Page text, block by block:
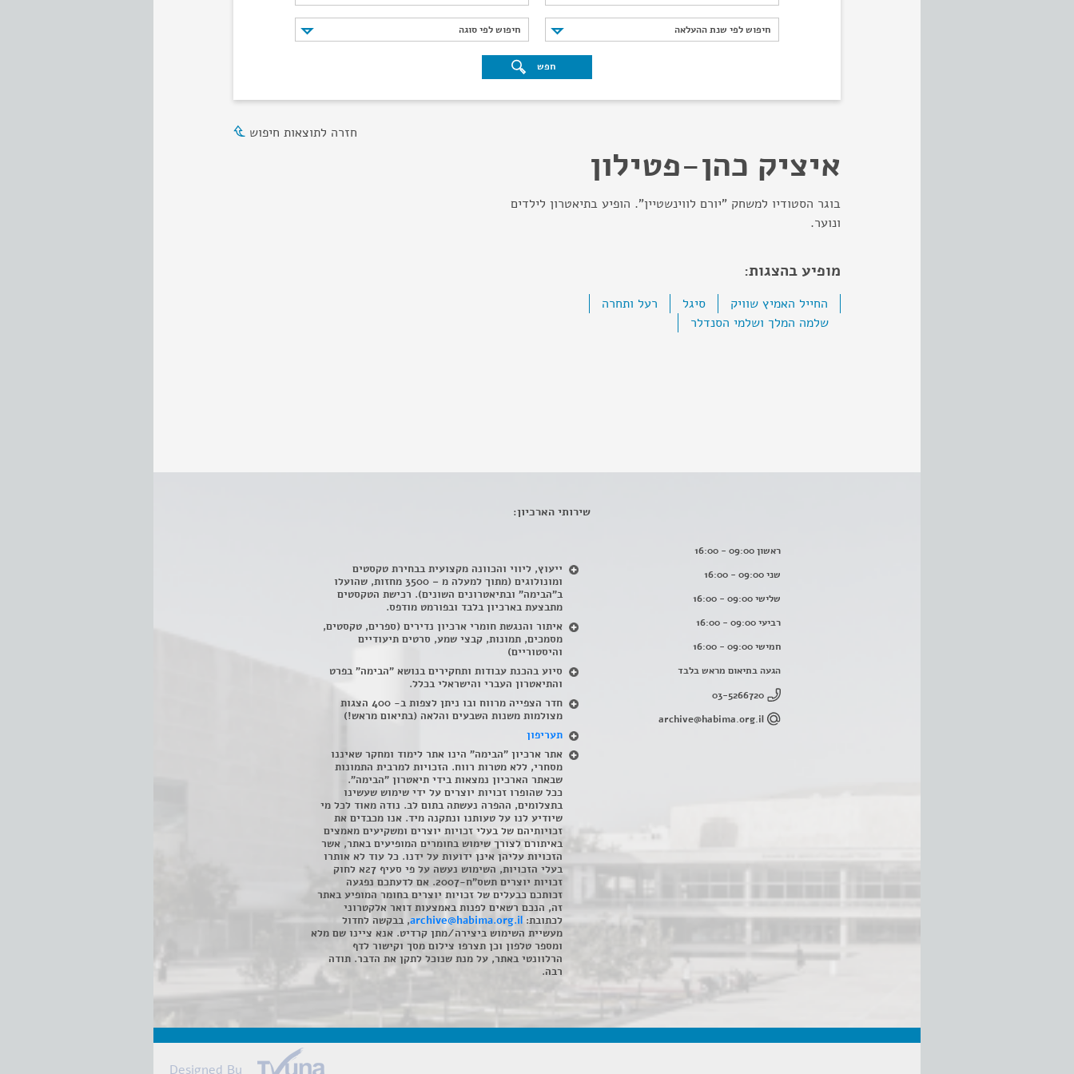
חיפוש לפי שנת ההעלאה
חיפוש לפי שנת ההעלאה חיפוש לפי סוגה
חיפוש לפי סוגה
חפש
חזרה לתוצאות חיפוש
איציק כהן-פטילון
בוגר הסטודיו למשחק "יורם לווינשטיין". הופיע בתיאטרון לילדים
ונוער.
מופיע בהצגות:
החייל האמיץ שוויק סיגל
רעל ותחרה
שלמה המלך ושלמי הסנדלר
ראשון 09:00 - 16:00
שני 09:00 - 16:00
שלישי 09:00 - 16:00
רביעי 09:00 - 16:00
חמישי 09:00 - 16:00
הגעה בתיאום מראש בלבד
03-5266720
archive@habima.org.il
שירותי הארכיון:
ייעוץ, ליווי והכוונה מקצועית בבחירת טקסטים
ומונולוגים (מתוך למעלה מ – 3500 מחזות, שהועלו
ב"הבימה" ובתיאטרונים השונים). רכישת הטקסטים
מתבצעת בארכיון בלבד ובפורמט מודפס.
איתור והנגשת חומרי ארכיון נדירים (ספרים, טקסטים,
מסמכים, תמונות, קבצי שמע, סרטים תיעודיים
והיסטוריים)
סיוע בהכנת עבודות ותחקירים בנושא "הבימה" בפרט
והתיאטרון העברי והישראלי בכלל.
חדר הצפייה מרווח ובו ניתן לצפות ב- 400 הצגות
מצולמות משנות השבעים והלאה (בתיאום מראש!)
תעריפון
אתר ארכיון "הבימה" הינו אתר לימוד ומחקר שאיננו
מסחרי, ללא מטרות רווח. הזכויות למרבית התמונות
שבאתר הארכיון נמצאות בידי תיאטרון "הבימה".
ככל שהופרו זכויות יוצרים על ידי שימוש שעשינו
בתצלומים, ההפרה נעשתה בתום לב. נודה מאוד לכל מי
שיודיע לנו על טעותנו ונתקנה מיד. אנו מכבדים את
זכויותיהם של בעלי זכויות יוצרים ומשקיעים מאמצים
באיתורם לצורך שימוש בחומרים המופיעים באתר, אשר
הזכויות עליהן אינן ידועות על ידנו. כל עוד לא אותרו
בעלי הזכויות, השימוש נעשה על פי סעיף 27א לחוק
זכויות יוצרים תשס"ח-2007. אם לדעתכם נפגעה
זכותכם כבעלים של זכויות יוצרים בחומר המופיע באתר
זה, הנכם רשאים לפנות באמצעות דואר אלקטרוני
לכתובת: archive@habima.org.il, בבקשה לחדול
מעשיית השימוש ביצירה/מתן קרדיט. אנא ציינו שם מלא
ומספר טלפון וכן תצרפו צילום מסך וקישור לדף
הרלוונטי באתר, על מנת שנוכל לתקן את הדבר. תודה
רבה.
Designed By